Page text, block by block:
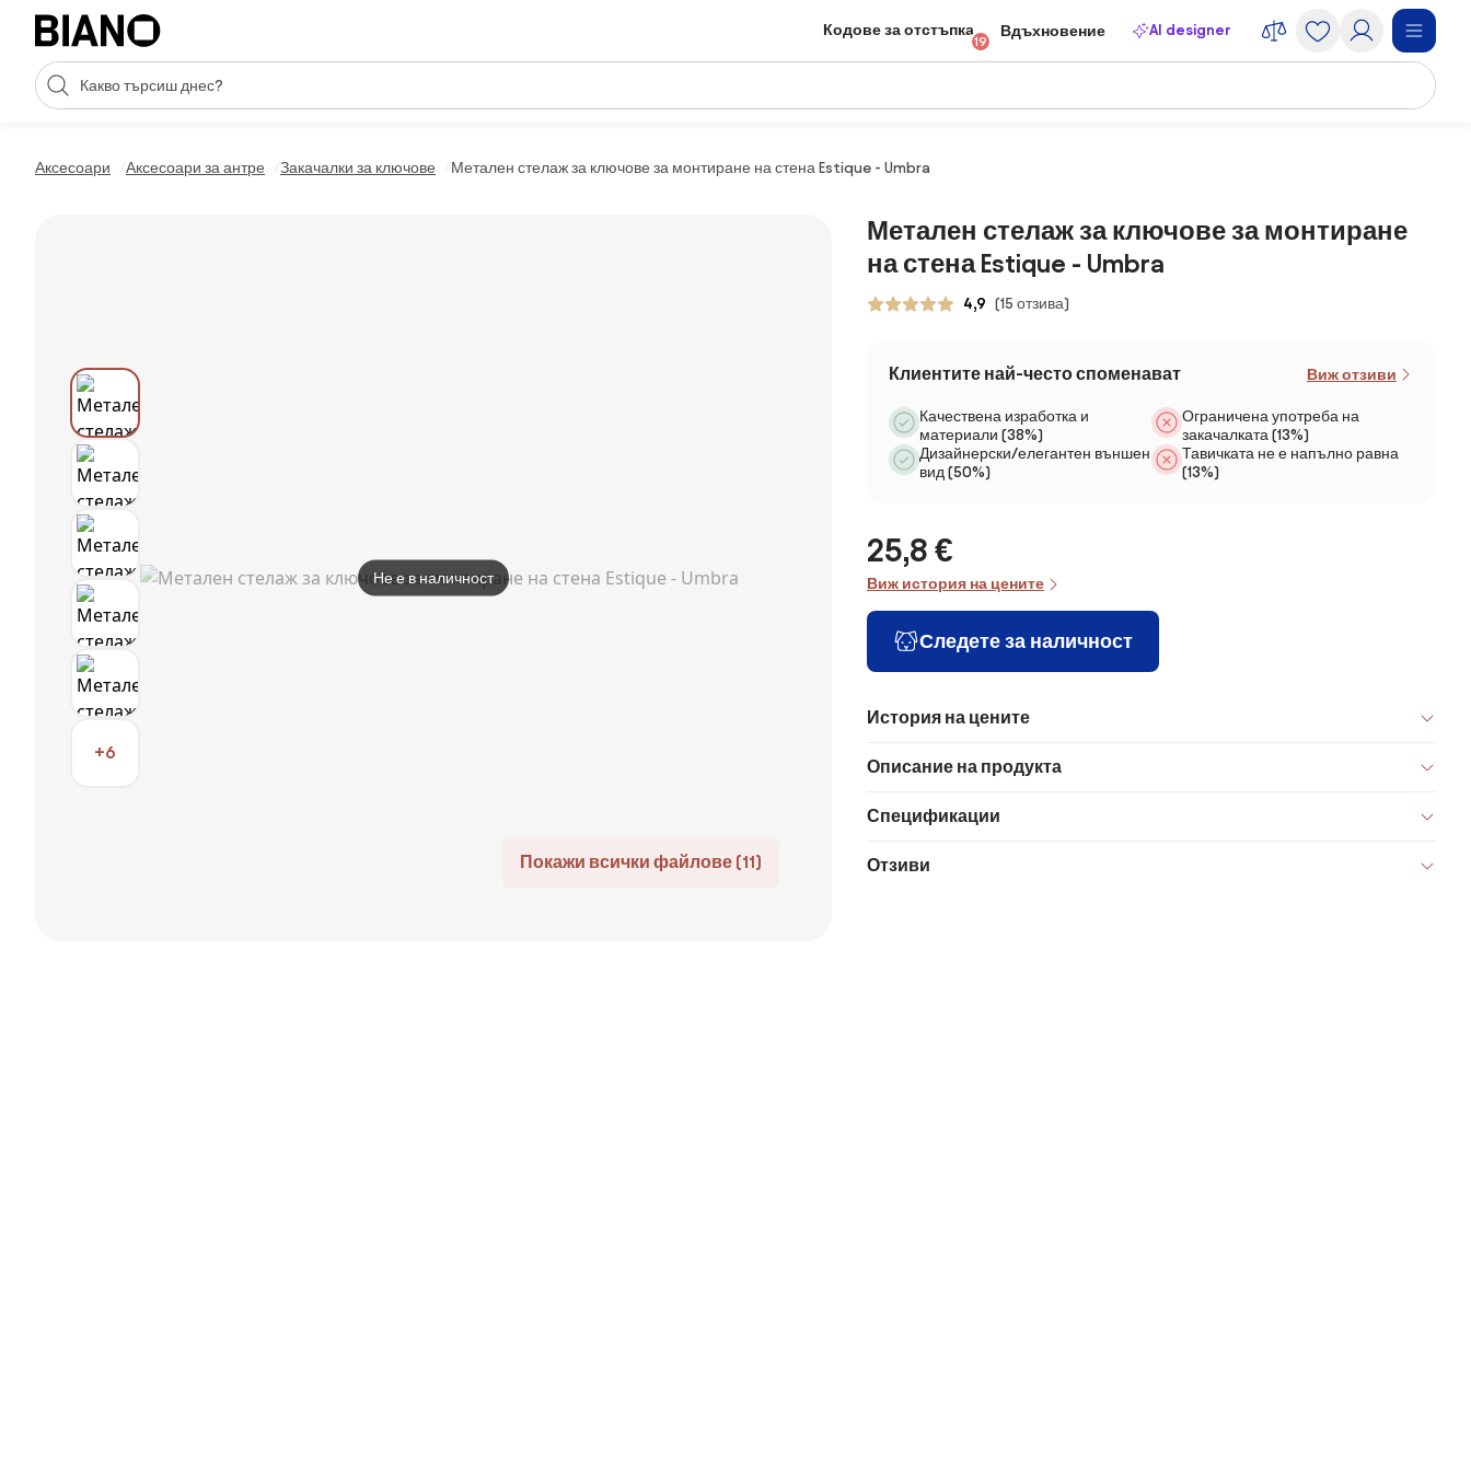
Пропускане към съдържанието
Търсене
Кодове за отстъпка
19
Вдъхновение AI designer
Аксесоари Аксесоари за антре Закачалки за ключове Метален стелаж за ключове за монтиране на стена Estique - Umbra
+6
Покажи всички файлове (11)
Не е в наличност
Метален стелаж за ключове за монтиране
на стена Estique - Umbra
4,9 (15 отзива)
Клиентите най-често споменават Виж отзиви
Качествена изработка и
материали (38%)
Дизайнерски/елегантен външен
вид (50%)
Ограничена употреба на
закачалката (13%)
Тавичката не е напълно равна
(13%)
25,8 €
Виж история на цените
Следете за наличност
История на цените
Описание на продукта
Спецификации
Отзиви